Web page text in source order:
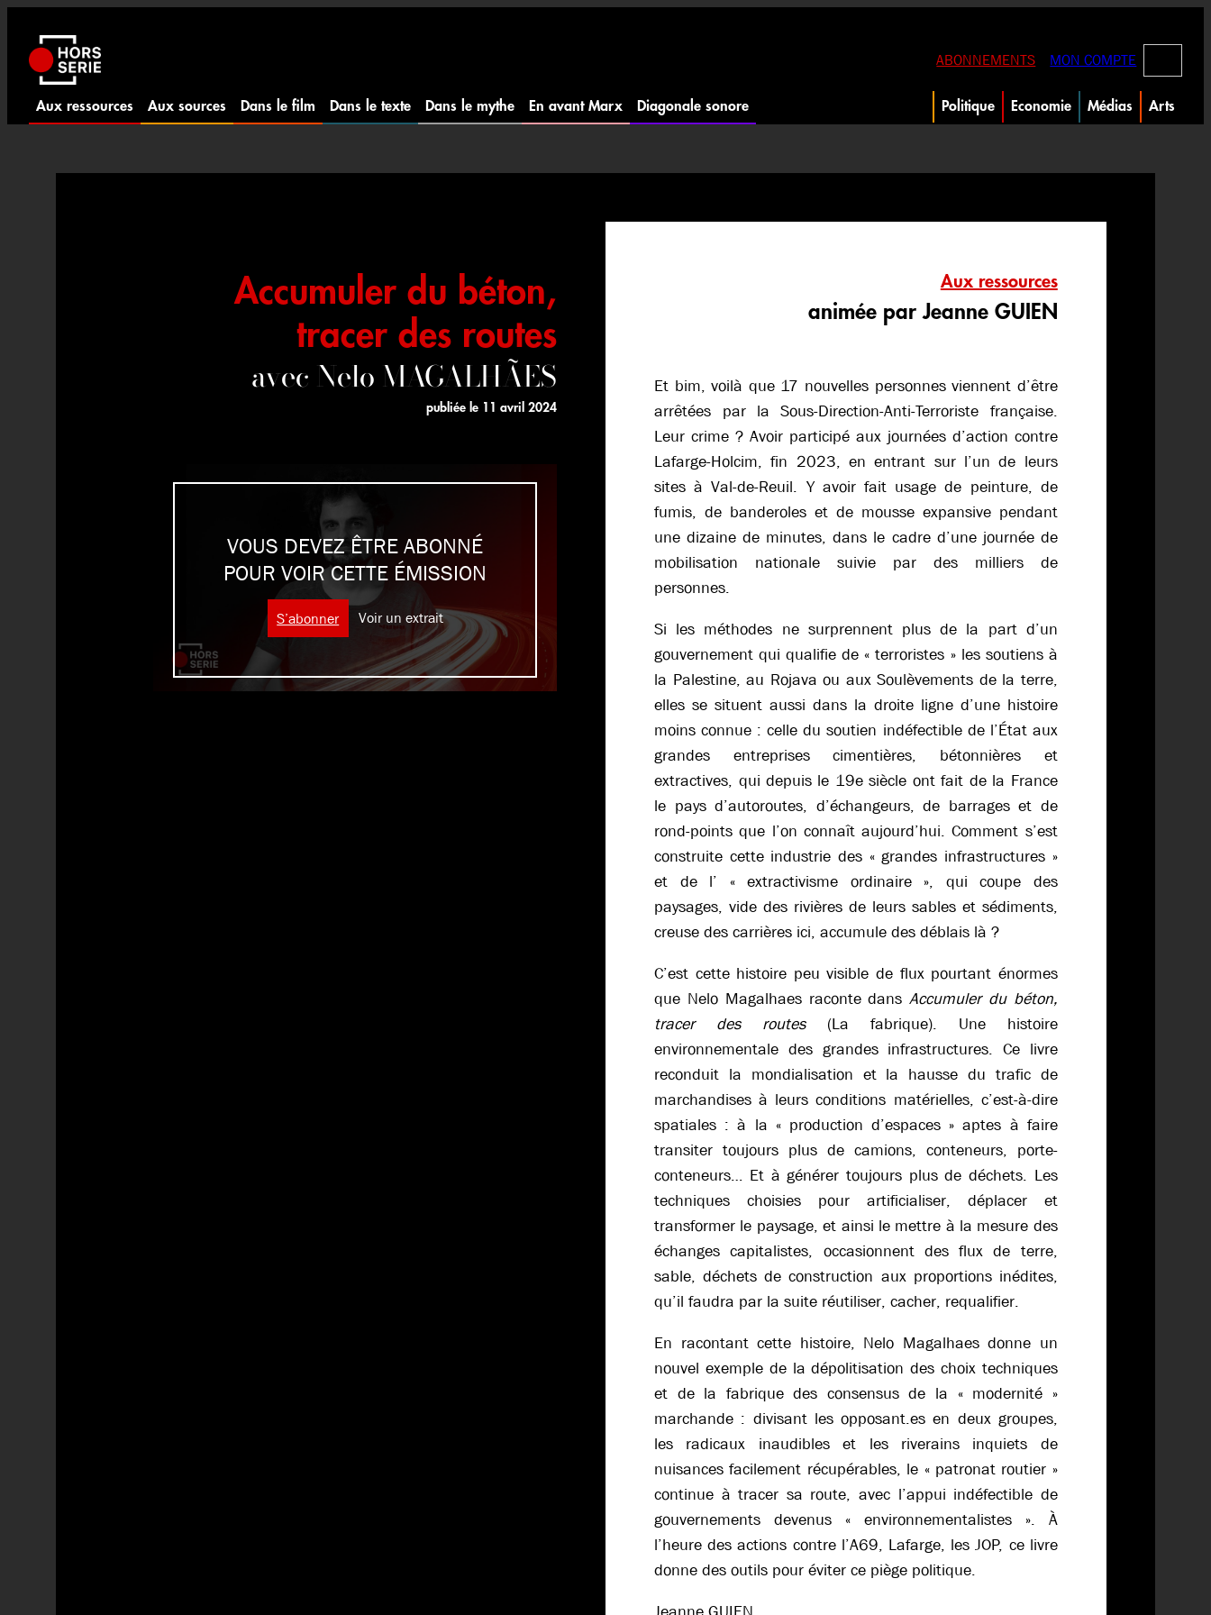
contenu
ABONNEMENTS MON COMPTE
Aux ressources Aux sources Dans le film Dans le texte Dans le mythe En avant Marx Diagonale sonore Politique Economie Médias Arts
Accumuler du béton,
tracer des routes
avec Nelo MAGALHÃES
publiée le 11 avril 2024
VOUS DEVEZ ÊTRE ABONNÉ
POUR VOIR CETTE ÉMISSION
S’abonner Voir un extrait
Aux ressources
animée par Jeanne GUIEN
Et bim, voilà que 17 nouvelles personnes viennent d’être
arrêtées par la Sous-Direction-Anti-Terroriste française.
Leur crime ? Avoir participé aux journées d’action contre
Lafarge-Holcim, fin 2023, en entrant sur l’un de leurs
sites à Val-de-Reuil. Y avoir fait usage de peinture, de
fumis, de banderoles et de mousse expansive pendant
une dizaine de minutes, dans le cadre d’une journée de
mobilisation nationale suivie par des milliers de
personnes.
Si les méthodes ne surprennent plus de la part d’un
gouvernement qui qualifie de « terroristes » les soutiens à
la Palestine, au Rojava ou aux Soulèvements de la terre,
elles se situent aussi dans la droite ligne d’une histoire
moins connue : celle du soutien indéfectible de l’État aux
grandes entreprises cimentières, bétonnières et
extractives, qui depuis le 19e siècle ont fait de la France
le pays d’autoroutes, d’échangeurs, de barrages et de
rond-points que l’on connaît aujourd’hui. Comment s’est
construite cette industrie des « grandes infrastructures »
et de l’ « extractivisme ordinaire », qui coupe des
paysages, vide des rivières de leurs sables et sédiments,
creuse des carrières ici, accumule des déblais là ?
C’est cette histoire peu visible de flux pourtant énormes
que Nelo Magalhaes raconte dansAccumuler du béton,
tracer des routes (La fabrique). Une histoire
environnementale des grandes infrastructures. Ce livre
reconduit la mondialisation et la hausse du trafic de
marchandises à leurs conditions matérielles, c’est-à-dire
spatiales : à la « production d’espaces » aptes à faire
transiter toujours plus de camions, conteneurs, porte-
conteneurs… Et à générer toujours plus de déchets. Les
techniques choisies pour artificialiser, déplacer et
transformer le paysage, et ainsi le mettre à la mesure des
échanges capitalistes, occasionnent des flux de terre,
sable, déchets de construction aux proportions inédites,
qu’il faudra par la suite réutiliser, cacher, requalifier.
En racontant cette histoire, Nelo Magalhaes donne un
nouvel exemple de la dépolitisation des choix techniques
et de la fabrique des consensus de la « modernité »
marchande : divisant les opposant.es en deux groupes,
les radicaux inaudibles et les riverains inquiets de
nuisances facilement récupérables, le « patronat routier »
continue à tracer sa route, avec l’appui indéfectible de
gouvernements devenus « environnementalistes ». À
l’heure des actions contre l’A69, Lafarge, les JOP, ce livre
donne des outils pour éviter ce piège politique.